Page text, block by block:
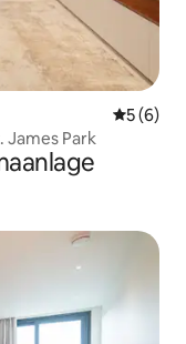
5 (6)
James Park